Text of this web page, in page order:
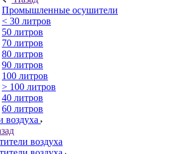
Промышленные осушители
< 30 литров
50 литров
70 литров
80 литров
90 литров
100 литров
> 100 литров
40 литров
60 литров
воздуха
воздуха